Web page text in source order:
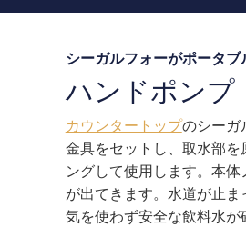
シーガルフォーがポータブ
ハンドポンプ
カウンタートップのシーガ
金具をセットし、取水部
ングして使用します。本
が出てきます。水道が止
気を使わず安全な飲料水が